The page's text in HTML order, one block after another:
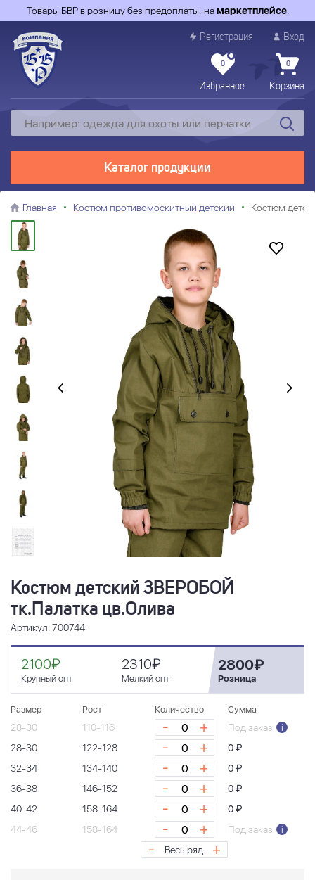
Товары БВР в розницу без предоплаты, намаркетплейсе.
Регистрация Вход
0
Избранное
0
Корзина
Каталог продукции
Главная Костюм противомоскитный детский Костюм
Костюм детский ЗВЕРОБОЙ
тк.Палатка цв.Олива
Артикул: 700744
2100₽
Крупный опт
2310₽
Мелкий опт
2800₽
Розница
Размер Рост Количество Сумма
28-30 110-116 - + Под заказ
i
28-30
122-128 - +
0 ₽
32-34
134-140 - +
0 ₽
36-38
146-152 - +
0 ₽
40-42
158-164 - +
0 ₽
44-46
158-164 - + Под заказ i
- Весь ряд +